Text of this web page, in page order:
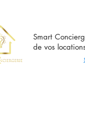
Smart
de vos